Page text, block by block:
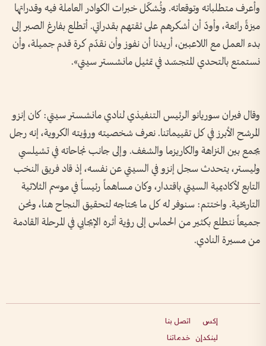
وأعرف متطلباته وتوقعاته. وتُشكّل خبرات الكوادر العاملة فيه وقدراتها
ميزةً رائعة، وأودّ أن أشكرهم على ثقتهم بقدراتي. أتطلع بفارغ الصبر إلى
بدء العمل مع اللاعبين، أريدنا أن نفوز وأن نقدّم كرة قدم جميلة، وأن
نستمتع بالتحدي المتجسّد في تمثيل مانشستر سيتي».
وقال فيران سوريانو الرئيس التنفيذي لنادي مانشستر سيتي: كان إنزو
المرشح الأبرز في كل تقييماتنا. نعرف شخصيته ورؤيته الكروية، إنه رجل
يجمع بين النزاهة والكاريزما والشغف. وإلى جانب نجاحاته في تشيلسي
وليستر، يتحدث سجل إنزو في السيتي عن نفسه، إذ قاد فريق النخب
التابع لأكاديمية السيتي باقتدار، وكان مساهماً رئيساً في موسم الثلاثية
التاريخية. واختتم: سنوفر له كل ما يحتاجه لتحقيق النجاح هنا، ونحن
جميعاً نتطلع بكثير من الحماس إلى رؤية أثره الإيجابي في المرحلة القادمة
من مسيرة النادي.
إكس
لينكدإن
اتصل بنا
خدماتنا